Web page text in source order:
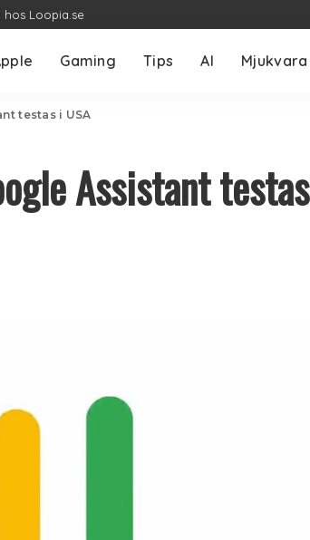
hos Loopia.se
Gaming Tips AI Mjukvara
testas i USA
Assistant testas